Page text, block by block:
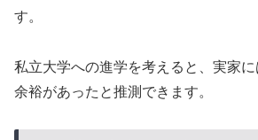
す。
私立大学への進学を考えると、実家
余裕があったと推測できます。